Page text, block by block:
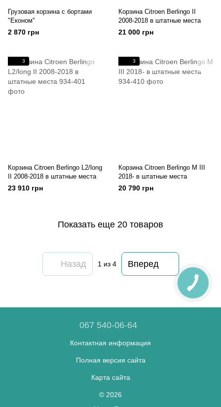
Грузовая корзина с бортами
"Економ"
2 870 грн
Корзина Citroen Berlingo II
2008-2018 в штатные места
21 000 грн
3
Корзина Citroen Berlingo L2/long
II 2008-2018 в штатные места
23 910 грн
3
Корзина Citroen Berlingo M III
2018- в штатные места
20 790 грн
Показать еще 20 товаров
Назад 1 из 4 Вперед
067 540-06-64
Контактная информация
Полная версия сайта
Карта сайта
© 2026